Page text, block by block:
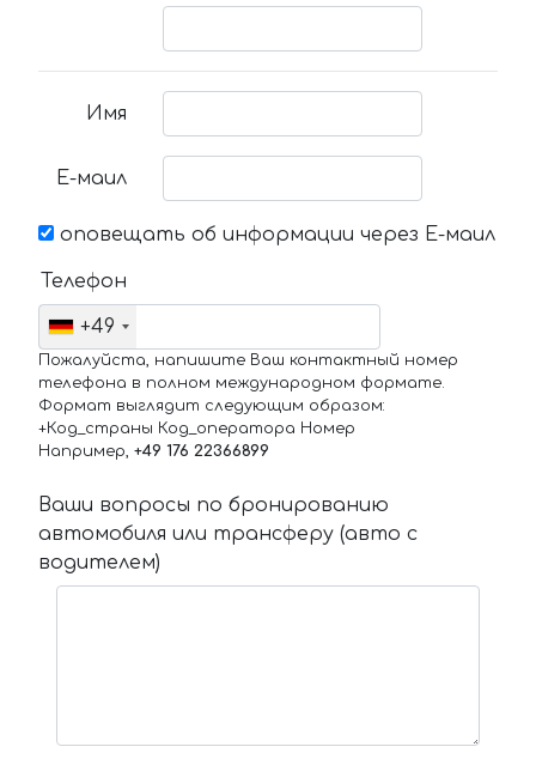
Имя
Е-маил
оповещать об информации через Е-маил
Телефон
+49
Пожалуйста, напишите Ваш контактный номер
телефона в полном международном формате.
Формат выглядит следующим образом:
+Код_страны Код_оператора Номер
Например, +49 176 22366899
Ваши вопросы по бронированию
автомобиля или трансферу (авто с
водителем)